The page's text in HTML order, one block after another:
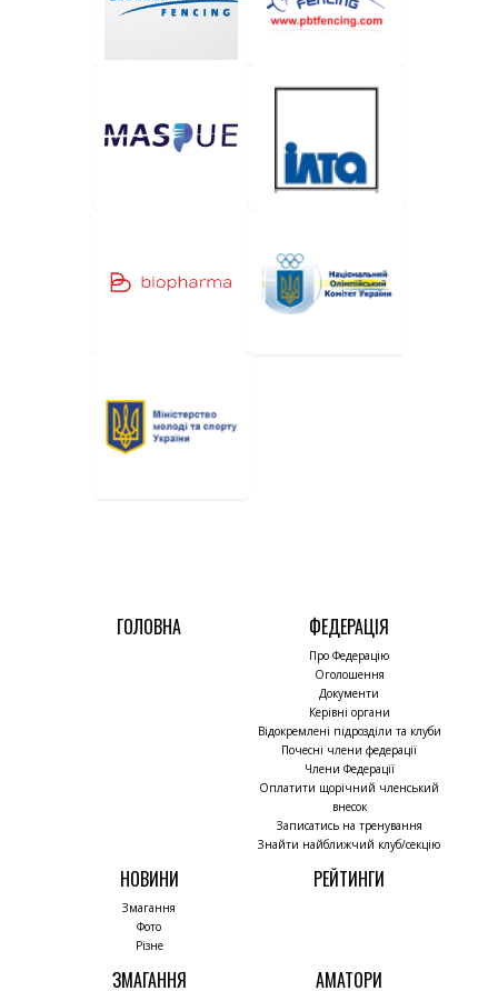
ГОЛОВНА ФЕДЕРАЦІЯ
Про Федерацію
Оголошення
Документи
Керівні органи
Відокремлені підрозділи та клуби
Почесні члени федерації
Члени Федерації
Оплатити щорічний членський
внесок
Записатись на тренування
Знайти найближчий клуб/секцію
НОВИНИ
Змагання
Фото
Різне
РЕЙТИНГИ
ЗМАГАННЯ АМАТОРИ